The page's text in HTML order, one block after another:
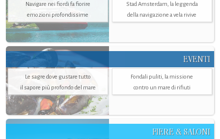
Navigare nei fiordi fa fiorire
emozioni profondissime
Stad Amsterdam, la leggenda
della navigazione a vela rivive
EVENTI
Le sagre dove gustare tutto
il sapore più profondo del mare
Fondali puliti, la missione
contro un mare di rifiuti
FIERE & SALONI